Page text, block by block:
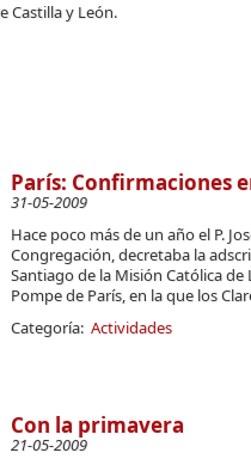
Castilla y León.
París: Confirmaciones
31-05-2009
Hace poco más de un año el P.
Congregación, decretaba la
Santiago de la Misión Católica de
Pompe de París, en la que los
Categoría: Actividades
Con la primavera
21-05-2009